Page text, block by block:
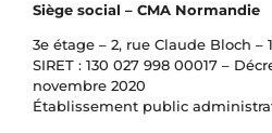
Siège social – CMA Normandie
3e étage – 2, rue Claude Bloch –
SIRET : 130 027 998 00017 –
novembre 2020
Établissement public